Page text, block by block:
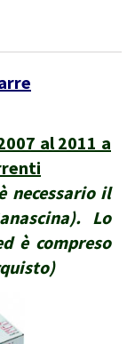
al 2011 a
necessario il
Lo
è compreso
)